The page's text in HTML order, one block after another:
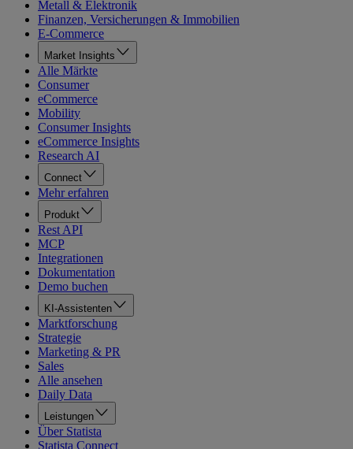
Metall & Elektronik
Finanzen, Versicherungen & Immobilien
E-Commerce
Market Insights
Alle Märkte
Consumer
eCommerce
Mobility
Consumer Insights
eCommerce Insights
Research AI
Connect
Mehr erfahren
Produkt
Rest API
MCP
Integrationen
Dokumentation
Demo buchen
KI-Assistenten
Marktforschung
Strategie
Marketing & PR
Sales
Alle ansehen
Daily Data
Leistungen
Über Statista
Statista Connect